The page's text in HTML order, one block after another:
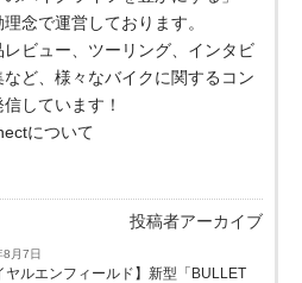
念で運営しております。
レビュー、ツーリング、インタビ
など、様々なバイクに関するコン
しています！
について
投稿者アーカイブ
月7日
ヤルエンフィールド】新型「BULLET